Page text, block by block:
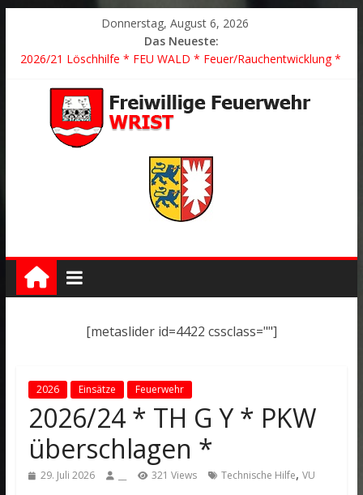
Donnerstag, August 6, 2026
Das Neueste:
2026/21 Löschhilfe * FEU WALD * Feuer/Rauchentwicklung *
2026/24 * TH G Y * PKW überschlagen *
2026/23 TH K Y * Person in festsitzendem Aufzug *
2026/22 TH Y * VU * 1 Person klemmt * Hingstheide
Der schönste Einsatz des Jahres 2026
[metaslider id=4422 cssclass=""]
2026 Einsätze Feuerwehr
2026/24 * TH G Y * PKW
überschlagen *
29. Juli 2026 321 Views Technische Hilfe, VU